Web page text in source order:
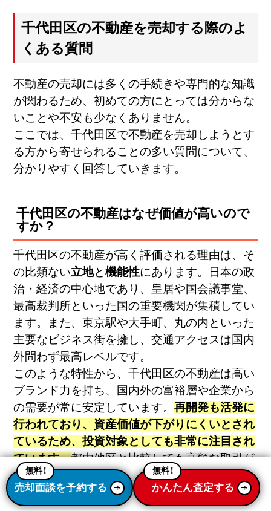
千代田区の不動産を売却する際のよ
くある質問
不動産の売却には多くの手続きや専門的な知識
が関わるため、初めての方にとっては分からな
いことや不安も少なくありません。
ここでは、千代田区で不動産を売却しようとす
る方から寄せられることの多い質問について、
分かりやすく回答していきます。
千代田区の不動産はなぜ価値が高いので
すか？
千代田区の不動産が高く評価される理由は、そ
の比類ない立地と機能性にあります。日本の政
治・経済の中心地であり、皇居や国会議事堂、
最高裁判所といった国の重要機関が集積してい
ます。また、東京駅や大手町、丸の内といった
主要なビジネス街を擁し、交通アクセスは国内
外問わず最高レベルです。
このような特性から、千代田区の不動産は高い
ブランド力を持ち、国内外の富裕層や企業から
の需要が常に安定しています。再開発も活発に
行われており、資産価値が下がりにくいとされ
ているため、投資対象としても非常に注目され
ています。都内他区と比較しても高額な取引が
されるケースも珍しくありません。
無料！
売却面談を予約する
無料！
かんたん査定する